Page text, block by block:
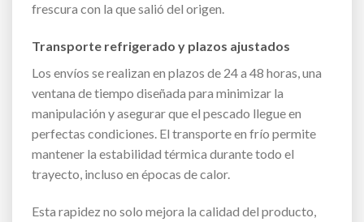
frescura con la que salió del origen.
Transporte refrigerado y plazos ajustados
Los envíos se realizan en plazos de 24 a 48 horas, una
ventana de tiempo diseñada para minimizar la
manipulación y asegurar que el pescado llegue en
perfectas condiciones. El transporte en frío permite
mantener la estabilidad térmica durante todo el
trayecto, incluso en épocas de calor.
Esta rapidez no solo mejora la calidad del producto,